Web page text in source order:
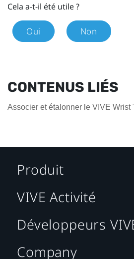
Cela a-t-il été utile ?
Oui Non
CONTENUS LIÉS
Associer et étalonner le VIVE Wrist
Produit
VIVE Activité
Développeurs
Company